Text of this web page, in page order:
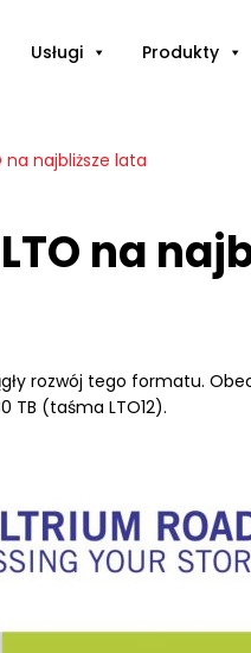
Usługi Produkty
na najbliższe lata
na
rozwój tego formatu.
(taśma LTO12).